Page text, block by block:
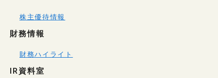
株主優待情報
財務情報
財務ハイライト
IR資料室